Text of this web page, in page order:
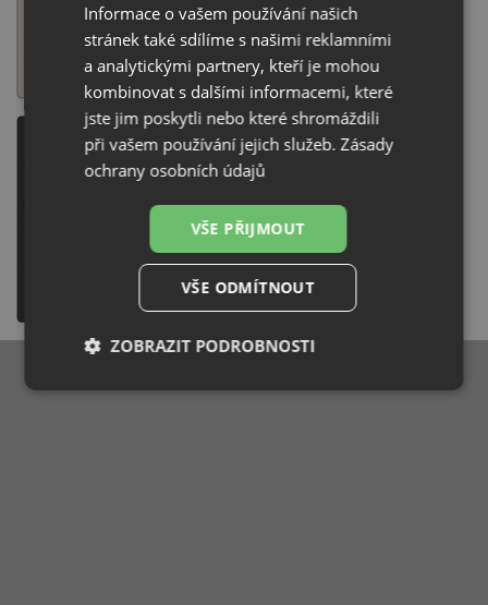
Informace o vašem používání našich
stránek také sdílíme s našimi reklamními
a analytickými partnery, kteří je mohou
kombinovat s dalšími informacemi, které
jste jim poskytli nebo které shromáždili
při vašem používání jejich služeb.Zásady
ochrany osobních údajů
VŠE PŘIJMOUT
VŠE ODMÍTNOUT
ZOBRAZIT PODROBNOSTI
Nezbytně
Výkonové
Soubory